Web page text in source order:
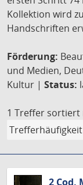
Kollektion wird
Handschriften
Förderung:
und Medien,
Kultur | Status:
1 Treffer sortiert
2 Cod.